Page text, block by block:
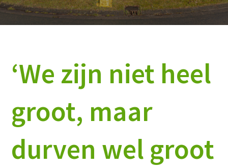
‘We zijn niet heel
groot, maar
durven wel groot